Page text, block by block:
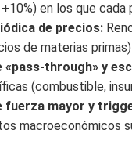
en los que
de precios:
de materias
«pass-through» y
(combustible,
fuerza mayor y
macroeconómicos